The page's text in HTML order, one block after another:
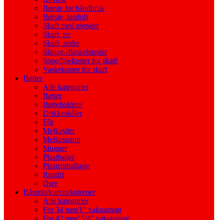
Børste for håndbruk
Børste, løsdrift
Skaft med gjenger
Skaft, tre
Skaft, andre
Slange-/flaskebørster
Sope/feiekoster for skaft
Vaskekoster for skaft
Bøtter
Alle kategorier
Bøtter
Bøtteholdere
Drikkeskåler
Fôr
Melkesiler
Melkespann
Mugger
Plastbaljer
Plastemballasje
Rustfri
Øser
Båsrein/kurein/kutrener
Alle kategorier
For 34 mm/1″ vakuumrør
For 42 mm/ 5/4″ vakuumrør